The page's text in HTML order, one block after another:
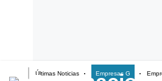
Últimas Noticias Empresas G
Lo último